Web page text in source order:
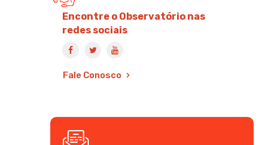
Encontre o Observatório nas
redes sociais
Fale Conosco